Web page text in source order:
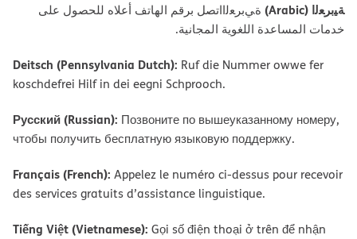
ﺔﯿﺑﺮﻌﻟا (Arabic)
ةﻲﺑﺮﻌﻟااﺗﺼﻞ ﺑﺮﻗﻢ اﻟﮭﺎﺗﻒ أﻋﻼه ﻟﻠﺤﺼﻮل ﻋﻠﻰ
ﺧﺪﻣﺎت اﻟﻤﺴﺎﻋﺪة اﻟﻠﻐﻮﯾﺔ اﻟﻤﺠﺎﻧﯿﺔ.
Deitsch (Pennsylvania Dutch): Ruf die Nummer owwe fer
koschdefrei Hilf in dei eegni Schprooch.
Русский (Russian): Позвоните по вышеуказанному номеру,
чтобы получить бесплатную языковую поддержку.
Français (French): Appelez le numéro ci-dessus pour recevoir
des services gratuits d’assistance linguistique.
Tiếng Việt (Vietnamese): Gọi số điện thoại ở trên để nhận